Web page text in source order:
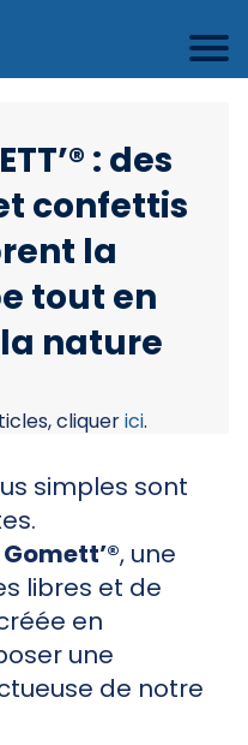
: des
confettis
la
tout en
nature
cliquerici.
simples sont
, une
libres et de
en
une
de notre